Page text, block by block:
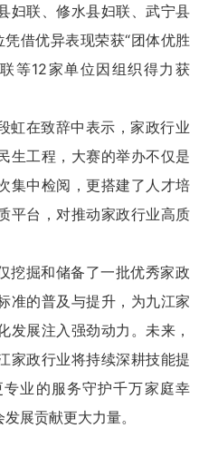
妇联、修水县妇联、武宁县
借优异表现荣获“团体优胜
等12家单位因组织得力获
虹在致辞中表示，家政行业
生工程，大赛的举办不仅是
集中检阅，更搭建了人才培
平台，对推动家政行业高质
挖掘和储备了一批优秀家政
准的普及与提升，为九江家
发展注入强劲动力。未来，
家政行业将持续深耕技能提
业的服务守护千万家庭幸
展贡献更大力量。